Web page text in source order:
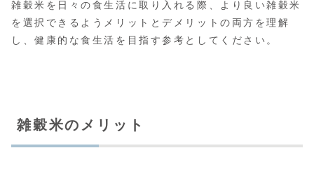
雑穀米を日々の食生活に取り入れる際、より良い雑穀米
を選択できるようメリットとデメリットの両方を理解
し、健康的な食生活を目指す参考としてください。
雑穀米のメリット